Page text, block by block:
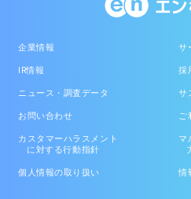
企業情報 サ
IR情報 採
ニュース・調査データ サ
お問い合わせ ご
カスタマーハラスメント
に対する行動指針
マ
個人情報の取り扱い 情